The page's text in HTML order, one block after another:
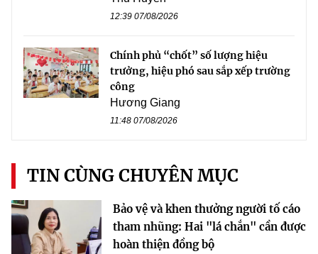
12:39 07/08/2026
Chính phủ “chốt” số lượng hiệu
trưởng, hiệu phó sau sắp xếp trường
công
Hương Giang
11:48 07/08/2026
TIN CÙNG CHUYÊN MỤC
Bảo vệ và khen thưởng người tố cáo
tham nhũng: Hai "lá chắn" cần được
hoàn thiện đồng bộ